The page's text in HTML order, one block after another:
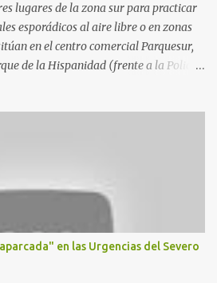
lugares de la zona sur para practicar
esporádicos al aire libre o en zonas
en el centro comercial Parquesur,
de la Hispanidad (frente a la Policía
y caminos entre el estadio y Plaza
de Polvoranca, entre Leganés y
de la Hispanidad, situado frente a
de la calle Chile, 1, y junto al
información
en las Urgencias del Severo